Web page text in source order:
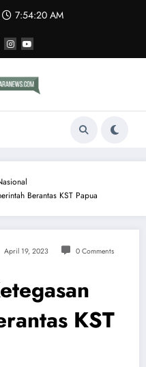
7:54:21 AM
Berantas KST Papua
April 19, 2023 0 Comments
KST